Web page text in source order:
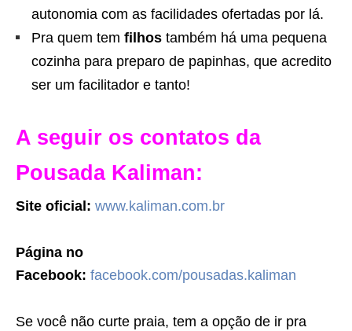
autonomia com as facilidades ofertadas por lá.
Pra quem tem filhos também há uma pequena
cozinha para preparo de papinhas, que acredito
ser um facilitador e tanto!
A seguir os contatos da
Pousada Kaliman:
Site oficial: www.kaliman.com.br
Página no
Facebook: facebook.com/pousadas.kaliman
Se você não curte praia, tem a opção de ir pra